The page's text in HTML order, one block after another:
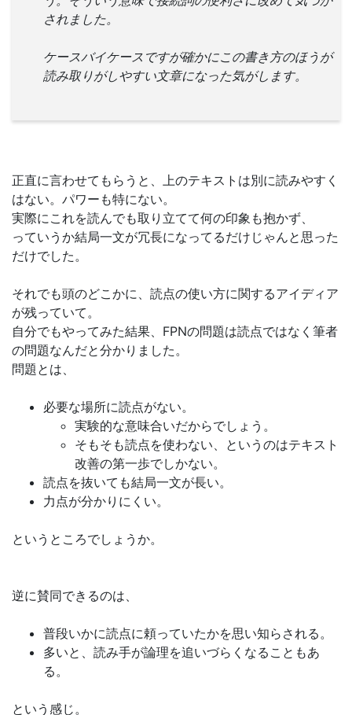
されました。
ケースバイケースですが確かにこの書き方のほうが
読み取りがしやすい文章になった気がします。
正直に言わせてもらうと、上のテキストは別に読みやすく
はない。パワーも特にない。
実際にこれを読んでも取り立てて何の印象も抱かず、
っていうか結局一文が冗長になってるだけじゃんと思った
だけでした。
それでも頭のどこかに、読点の使い方に関するアイディア
が残っていて。
自分でもやってみた結果、FPNの問題は読点ではなく筆者
の問題なんだと分かりました。
問題とは、
必要な場所に読点がない。
実験的な意味合いだからでしょう。
そもそも読点を使わない、というのはテキスト
改善の第一歩でしかない。
読点を抜いても結局一文が長い。
力点が分かりにくい。
というところでしょうか。
逆に賛同できるのは、
普段いかに読点に頼っていたかを思い知らされる。
多いと、読み手が論理を追いづらくなることもあ
る。
という感じ。